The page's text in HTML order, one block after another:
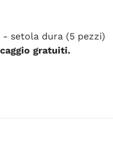
setola dura (5 pezzi)
gratuiti.